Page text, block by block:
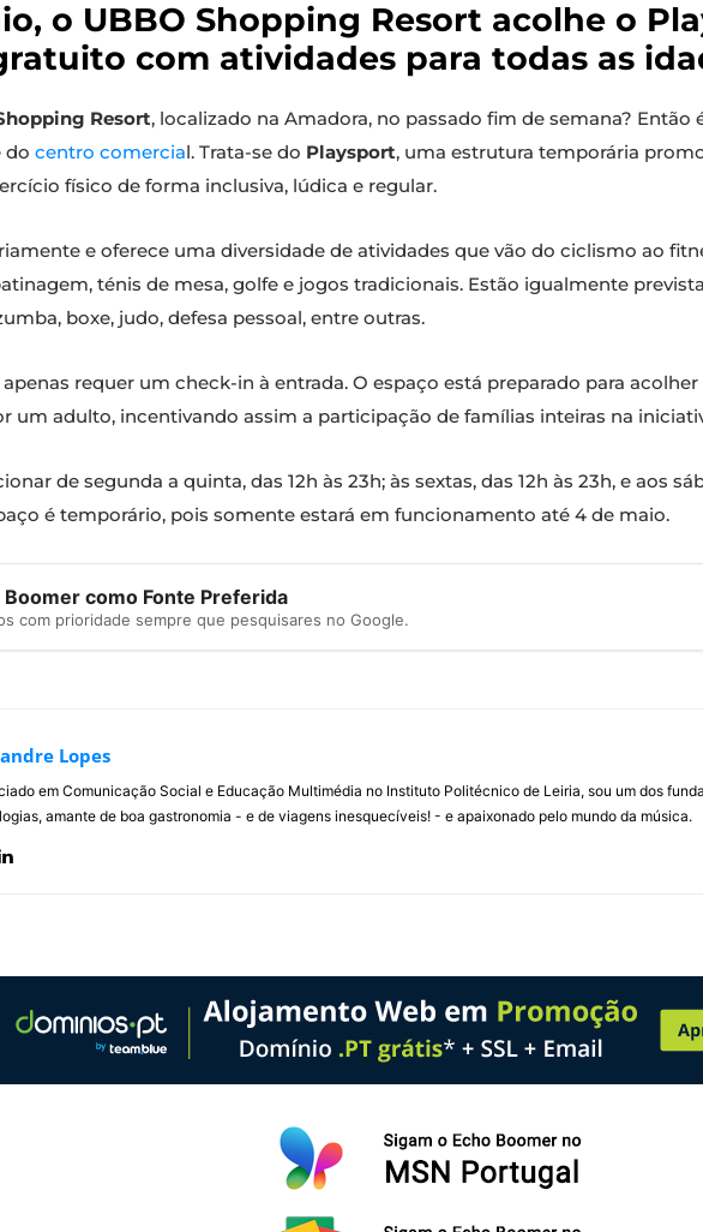
o UBBO Shopping Resort acolhe o
com atividades para todas as
Resort, localizado na Amadora, no passado fim de semana?
do centro comercial. Trata-se do Playsport, uma estrutura temporária
físico de forma inclusiva, lúdica e regular.
e oferece uma diversidade de atividades que vão do ciclismo ao
ténis de mesa, golfe e jogos tradicionais. Estão igualmente
boxe, judo, defesa pessoal, entre outras.
requer um check-in à entrada. O espaço está preparado para
um adulto, incentivando assim a participação de famílias inteiras na
de segunda a quinta, das 12h às 23h; às sextas, das 12h às 23h, e aos
é temporário, pois somente estará em funcionamento até 4 de maio.
Boomer como Fonte Preferida
com prioridade sempre que pesquisares no Google.
Lopes
em Comunicação Social e Educação Multimédia no Instituto Politécnico de Leiria, sou um dos
amante de boa gastronomia - e de viagens inesquecíveis! - e apaixonado pelo mundo da música.